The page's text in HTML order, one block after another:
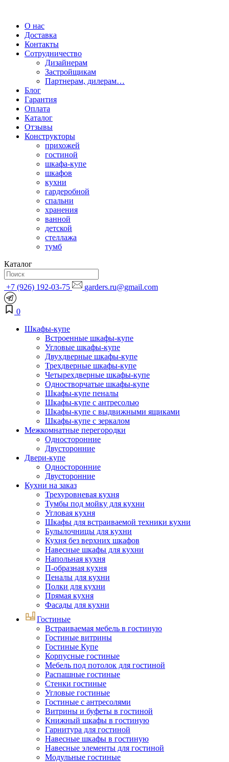
О нас
Доставка
Контакты
Сотрудничество
Дизайнерам
Застройщикам
Партнерам, дилерам…
Блог
Гарантия
Оплата
Каталог
Отзывы
Конструкторы
прихожей
гостиной
шкафа-купе
шкафов
кухни
гардеробной
спальни
хранения
ванной
детской
стеллажа
тумб
Каталог
+7 (926) 192-03-75 garders.ru@gmail.com
0
Шкафы-купе
Встроенные шкафы-купе
Угловые шкафы-купе
Двухдверные шкафы-купе
Трехдверные шкафы-купе
Четырехдверные шкафы-купе
Одностворчатые шкафы-купе
Шкафы-купе пеналы
Шкафы-купе с антресолью
Шкафы-купе с выдвижными ящиками
Шкафы-купе с зеркалом
Межкомнатные перегородки
Односторонние
Двусторонние
Двери-купе
Односторонние
Двусторонние
Кухни на заказ
Трехуровневая кухня
Тумбы под мойку для кухни
Угловая кухня
Шкафы для встраиваемой техники кухни
Булылочницы для кухни
Кухня без верхних шкафов
Навесные шкафы для кухни
Напольная кухня
П-образная кухня
Пеналы для кухни
Полки для кухни
Прямая кухня
Фасады для кухни
Гостиные
Встраиваемая мебель в гостиную
Гостиные витрины
Гостиные Купе
Корпусные гостиные
Мебель под потолок для гостиной
Распашные гостиные
Стенки гостиные
Угловые гостиные
Гостиные с антресолями
Витрины и буфеты в гостиной
Книжный шкафы в гостиную
Гарнитура для гостиной
Навесные шкафы в гостиную
Навесные элементы для гостиной
Модульные гостиные